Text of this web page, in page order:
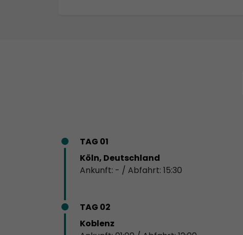
TAG 01
Köln, Deutschland
Ankunft: - / Abfahrt: 15:30
TAG 02
Koblenz